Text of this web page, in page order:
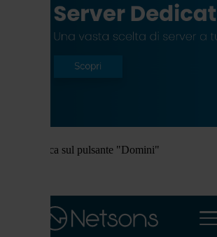
clicca sul